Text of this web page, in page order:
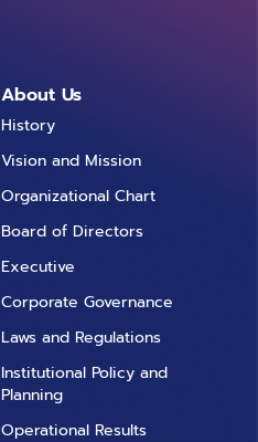
About Us
History
Vision and Mission
Organizational Chart
Board of Directors
Executive
Corporate Governance
Laws and Regulations
Institutional Policy and
Planning
Operational Results